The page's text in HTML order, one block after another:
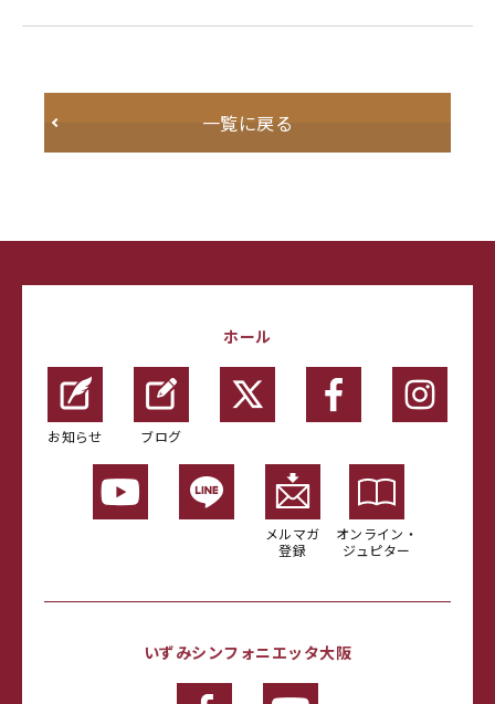
一覧に戻る
ホール
お知らせ ブログ
メルマガ
登録
オンライン・
ジュピター
いずみシンフォニエッタ大阪